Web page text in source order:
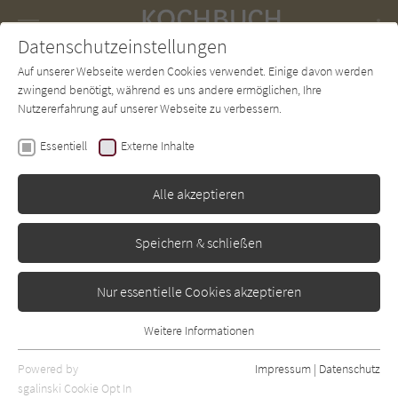
SUCHE Forum Charts Newsletter
Stefanie Hiekmann
50 x Italien vom Blech
Erschienen: September 2018
Datenschutzeinstellungen
Auf unserer Webseite werden Cookies verwendet. Einige davon werden
zwingend benötigt, während es uns andere ermöglichen, Ihre
Nutzererfahrung auf unserer Webseite zu verbessern.
Essentiell Externe Inhalte
Alle akzeptieren
Speichern & schließen
Nur essentielle Cookies akzeptieren
Essentielle Cookies werden für grundlegende Funktionen der
Webseite benötigt. Dadurch ist gewährleistet, dass die Webseite
Weitere Informationen
Powered by
sgalinski Cookie Opt In
Impressum | Datenschutz